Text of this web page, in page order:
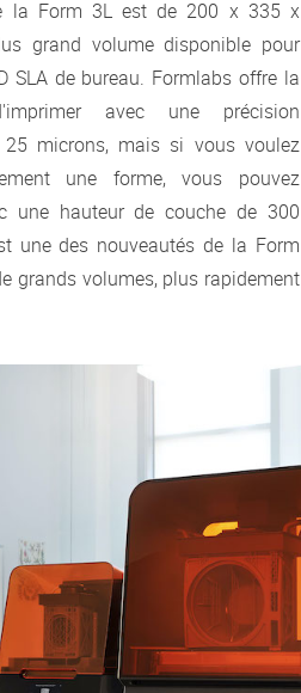
la Form 3L est de 200 x 335 x
grand volume disponible pour
SLA de bureau. Formlabs offre la
avec une précision
microns, mais si vous voulez
une forme, vous pouvez
une hauteur de couche de 300
une des nouveautés de la Form
grands volumes, plus rapidement